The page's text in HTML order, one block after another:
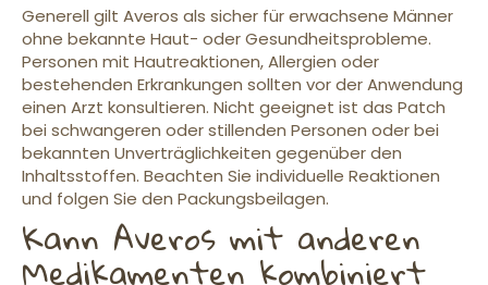
Generell gilt Averos als sicher für erwachsene Männer
ohne bekannte Haut- oder Gesundheitsprobleme.
Personen mit Hautreaktionen, Allergien oder
bestehenden Erkrankungen sollten vor der Anwendung
einen Arzt konsultieren. Nicht geeignet ist das Patch
bei schwangeren oder stillenden Personen oder bei
bekannten Unverträglichkeiten gegenüber den
Inhaltsstoffen. Beachten Sie individuelle Reaktionen
und folgen Sie den Packungsbeilagen.
Kann Averos mit anderen
Medikamenten kombiniert